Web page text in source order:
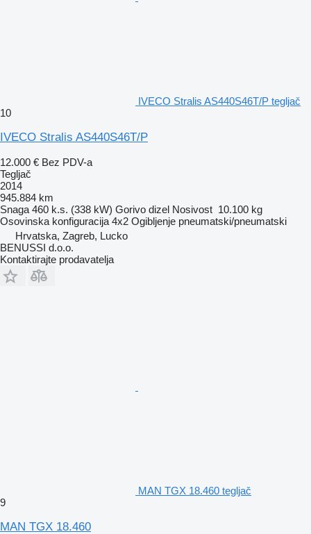
IVECO Stralis AS440S46T/P tegljač
10
IVECO Stralis AS440S46T/P
12.000 € Bez PDV-a
Tegljač
2014
945.884 km
Snaga 460 k.s. (338 kW) Gorivo dizel Nosivost 10.100 kg
Osovinska konfiguracija 4x2 Ogibljenje pneumatski/pneumatski
Hrvatska, Zagreb, Lucko
BENUSSI d.o.o.
Kontaktirajte prodavatelja
MAN TGX 18.460 tegljač
9
MAN TGX 18.460